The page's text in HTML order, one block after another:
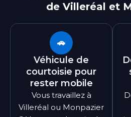
de Villeréal et
🚗
Véhicule de
courtoisie pour
rester mobile
Vous travaillez à
Villeréal ou Monpazier